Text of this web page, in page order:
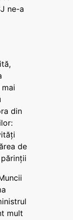
ne-a
din
de
mult